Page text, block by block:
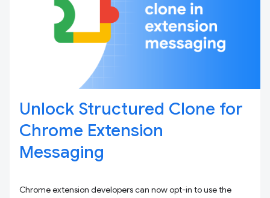
Unlock Structured Clone for
Chrome Extension
Messaging
Chrome extension developers can now opt-in to use the